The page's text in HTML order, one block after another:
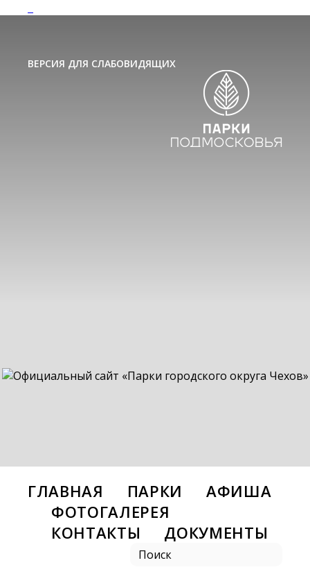
ВЕРСИЯ ДЛЯ СЛАБОВИДЯЩИХ
ГЛАВНАЯ ПАРКИ
АФИША
ФОТОГАЛЕРЕЯ
КОНТАКТЫ
ДОКУМЕНТЫ